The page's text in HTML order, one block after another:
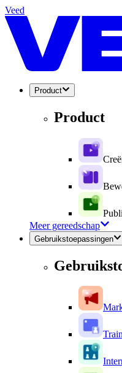
Veed
Product
Product
Meer gereedschap
Gebruikstoepassingen